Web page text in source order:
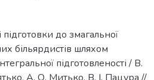
до змагальної
більярдистів шляхом
підготовленості / В.